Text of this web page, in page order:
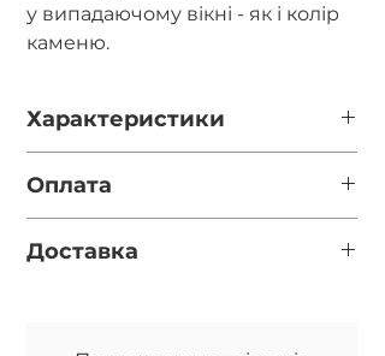
у випадаючому вікні - як і колір
каменю.
Характеристики
Фурнітура - товста позолота 14K gold
fill.
Застібка - карабін.
Оплата
прикраси за реквізитами у
Доставка